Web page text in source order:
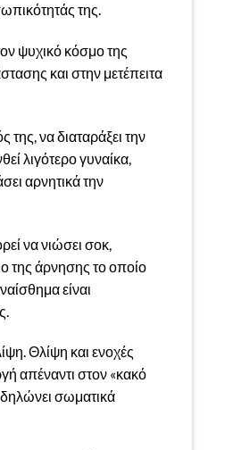
της.
ψυχικό κόσμο της
και στην μετέπειτα
να διαταράξει την
λιγότερο γυναίκα,
αρνητικά την
να νιώσει σοκ,
της άρνησης το οποίο
είναι
Θλίψη και ενοχές
απέναντι στον «κακό
σωματικά